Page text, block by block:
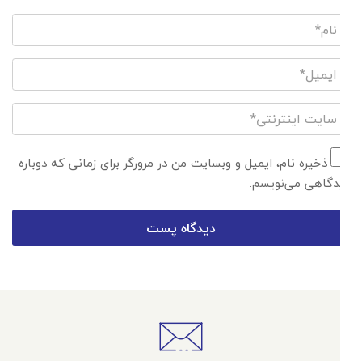
ذخیره نام، ایمیل و وبسایت من در مرورگر برای زمانی که دوباره
دیدگاهی می‌نویسم.